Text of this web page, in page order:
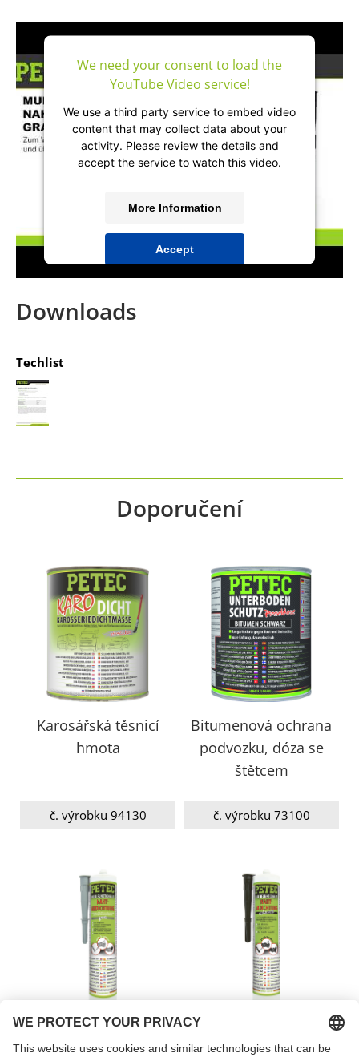
We need your consent to load the
YouTube Video service!
We use a third party service to embed video
content that may collect data about your
activity. Please review the details and
accept the service to watch this video.
More Information
Accept
powered byUsercentrics Consent
Downloads
Techlist
Doporučení
Karosářská těsnicí
hmota
č. výrobku 94130
Bitumenová ochrana
podvozku, dóza se
štětcem
č. výrobku 73100
Multifunkční těsnicí
hmota na svary, šedá
Multifunkční těsnicí
hmota na svary, černá